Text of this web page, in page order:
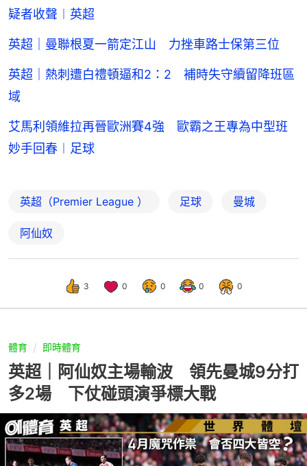
疑者收聲︱英超
英超｜曼聯根夏一箭定江山 力挫車路士保第三位
英超｜熱刺遭白禮頓逼和2：2 補時失守續留降班區
域
艾馬利領維拉再晉歐洲賽4強 歐霸之王專為中型班
妙手回春︱足球
英超（Premier League ） 足球 曼城
阿仙奴
3 0 0 0 0
體育 即時體育
英超｜阿仙奴主場輸波 領先曼城9分打
多2場 下仗碰頭演爭標大戰